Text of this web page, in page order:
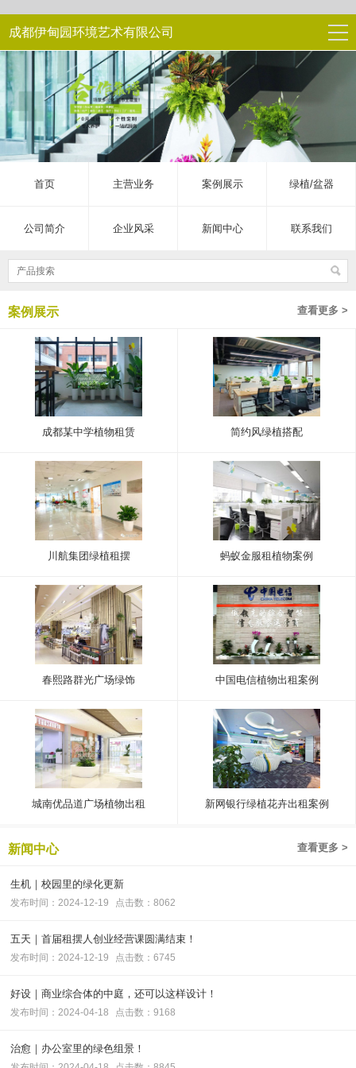
成都伊甸园环境艺术有限公司
首页 主营业务 案例展示 绿植/盆器
公司简介 企业风采 新闻中心 联系我们
查看更多 >
案例展示
成都某中学植物租赁 简约风绿植搭配
川航集团绿植租摆 蚂蚁金服租植物案例
春熙路群光广场绿饰 中国电信植物出租案例
城南优品道广场植物出租 新网银行绿植花卉出租案例
查看更多 >
新闻中心
生机｜校园里的绿化更新
发布时间：2024-12-19 点击数：8062
五天｜首届租摆人创业经营课圆满结束！
发布时间：2024-12-19 点击数：6745
好设｜商业综合体的中庭，还可以这样设计！
发布时间：2024-04-18 点击数：9168
治愈｜办公室里的绿色组景！